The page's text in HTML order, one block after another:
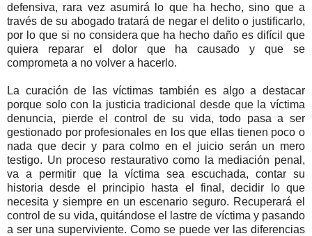
defensiva, rara vez asumirá lo que ha hecho, sino que a
través de su abogado tratará de negar el delito o justificarlo,
por lo que si no considera que ha hecho daño es difícil que
quiera reparar el dolor que ha causado y que se
comprometa a no volver a hacerlo.
La curación de las víctimas también es algo a destacar
porque solo con la justicia tradicional desde que la víctima
denuncia, pierde el control de su vida, todo pasa a ser
gestionado por profesionales en los que ellas tienen poco o
nada que decir y para colmo en el juicio serán un mero
testigo. Un proceso restaurativo como la mediación penal,
va a permitir que la víctima sea escuchada, contar su
historia desde el principio hasta el final, decidir lo que
necesita y siempre en un escenario seguro. Recuperará el
control de su vida, quitándose el lastre de víctima y pasando
a ser una superviviente. Como se puede ver las diferencias